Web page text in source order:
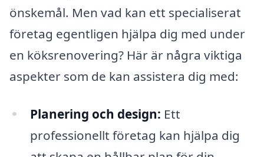
önskemål. Men vad kan ett specialiserat
företag egentligen hjälpa dig med under
en köksrenovering? Här är några viktiga
aspekter som de kan assistera dig med:
Planering och design: Ett
professionellt företag kan hjälpa dig